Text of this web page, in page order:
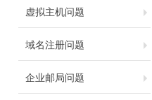
虚拟主机问题
域名注册问题
企业邮局问题